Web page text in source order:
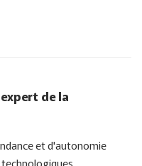
de la
et d'autonomie